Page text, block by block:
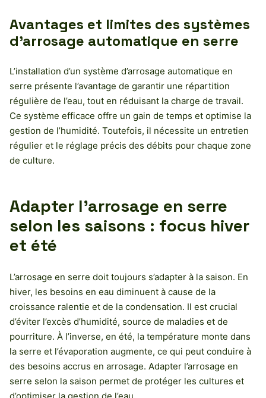
Avantages et limites des systèmes
d’arrosage automatique en serre
L’installation d’un système d’arrosage automatique en
serre présente l’avantage de garantir une répartition
régulière de l’eau, tout en réduisant la charge de travail.
Ce système efficace offre un gain de temps et optimise la
gestion de l’humidité. Toutefois, il nécessite un entretien
régulier et le réglage précis des débits pour chaque zone
de culture.
Adapter l’arrosage en serre
selon les saisons : focus hiver
et été
L’arrosage en serre doit toujours s’adapter à la saison. En
hiver, les besoins en eau diminuent à cause de la
croissance ralentie et de la condensation. Il est crucial
d’éviter l’excès d’humidité, source de maladies et de
pourriture. À l’inverse, en été, la température monte dans
la serre et l’évaporation augmente, ce qui peut conduire à
des besoins accrus en arrosage. Adapter l’arrosage en
serre selon la saison permet de protéger les cultures et